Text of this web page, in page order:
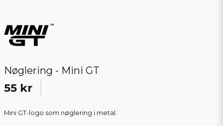
Nøglering - Mini GT
55 kr
Mini GT-logo som nøglering i metal.